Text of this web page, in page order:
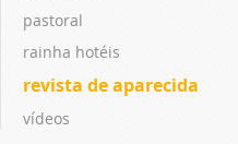
pastoral
rainha hotéis
revista de aparecida
vídeos